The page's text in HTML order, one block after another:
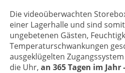
Die videoüberwachten
einer Lagerhalle und sind
ungebetenen Gästen,
Temperaturschwankungen
ausgeklügelten
die Uhr, an 365 Tagen im